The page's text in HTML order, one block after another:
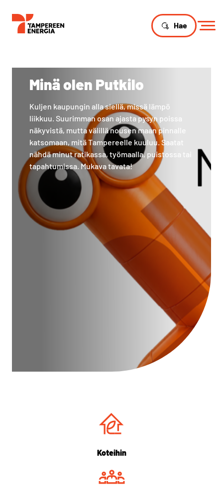
Hae
Minä olen Putkilo
Kuljen kaupungin alla siellä, missä lämpö
liikkuu. Suurimman osan ajasta pysyn poissa
näkyvistä, mutta välillä nousen maan pinnalle
katsomaan, mitä Tampereelle kuuluu. Saatat
nähdä minut ratikassa, työmaalla, puistossa tai
tapahtumissa. Mukava tavata!
Koteihin